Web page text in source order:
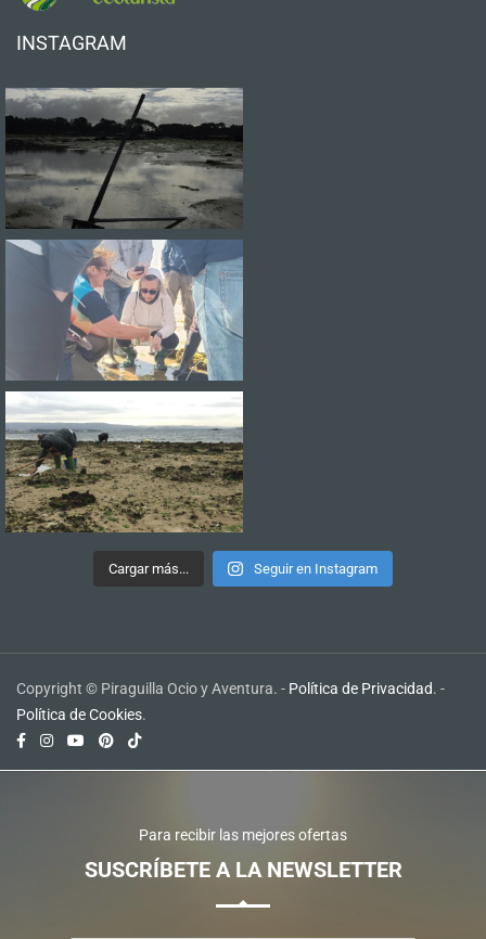
INSTAGRAM
Cargar más... Seguir en Instagram
Copyright © Piraguilla Ocio y Aventura. - Política de Privacidad. -
Política de Cookies.
Para recibir las mejores ofertas
SUSCRÍBETE A LA NEWSLETTER